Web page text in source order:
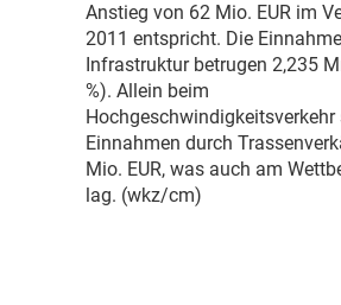
Anstieg von 62 Mio. EUR im
2011 entspricht. Die
Infrastruktur betrugen 2,235
%). Allein beim
Hochgeschwindigkeitsverkehr
Einnahmen durch
Mio. EUR, was auch am
lag. (wkz/cm)